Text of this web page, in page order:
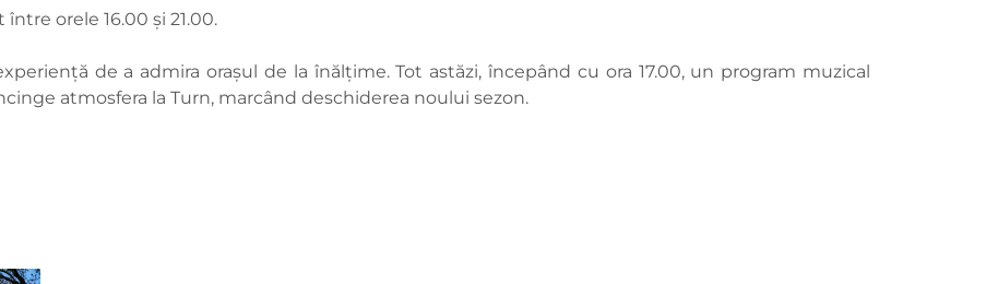
orele 16.00 și 21.00.
de a admira orașul de la înălțime. Tot astăzi, începând cu ora 17.00, un program muzical
atmosfera la Turn, marcând deschiderea noului sezon.